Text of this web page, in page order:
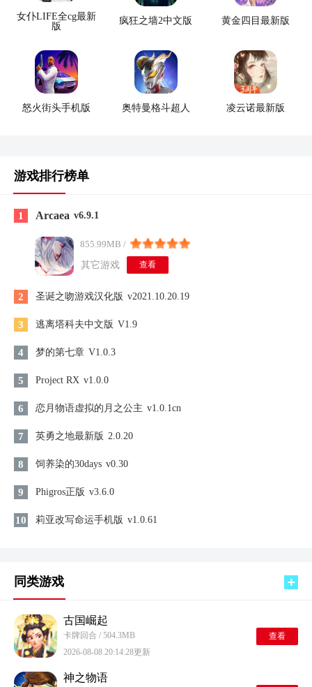
游戏排行榜单
1 Arcaea v6.9.1
855.99MB /
其它游戏
查看
2 圣诞之吻游戏汉化版 v2021.10.20.19
3 逃离塔科夫中文版 V1.9
4 梦的第七章 V1.0.3
5 Project RX v1.0.0
6 恋月物语虚拟的月之公主 v1.0.1cn
7 英勇之地最新版 2.0.20
8 饲养染的30days v0.30
9 Phigros正版 v3.6.0
10 莉亚改写命运手机版 v1.0.61
同类游戏
古国崛起
卡牌回合 / 504.3MB
2026-08-08 20:14:28更新
查看
神之物语
女仆LIFE全cg最新
版
疯狂之墙2中文版 黄金四目最新版
怒火街头手机版 奥特曼格斗超人 凌云诺最新版